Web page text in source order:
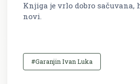
Knjiga je vrlo dobro sačuvana,
novi.
#Garanjin Ivan Luka